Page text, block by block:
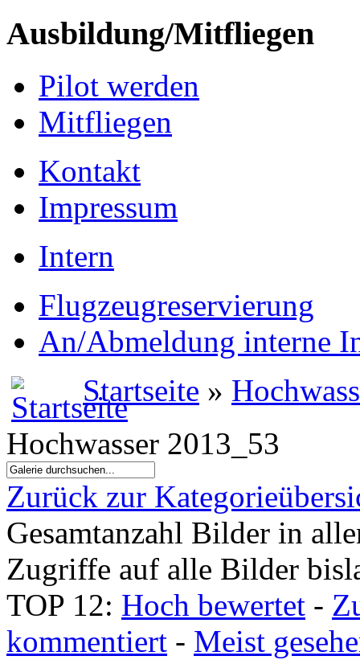
Ausbildung/Mitfliegen
Pilot werden
Mitfliegen
Kontakt
Impressum
Intern
Flugzeugreservierung
An/Abmeldung interne
Startseite »
Hochwasser 2013_53
Zurück zur
Gesamtanzahl Bilder in
Zugriffe auf alle Bilder
TOP 12: Hoch bewertet -
kommentiert - Meist